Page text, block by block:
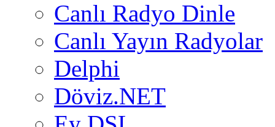
Canlı Radyo Dinle
Canlı Yayın Radyolar
Delphi
Döviz.NET